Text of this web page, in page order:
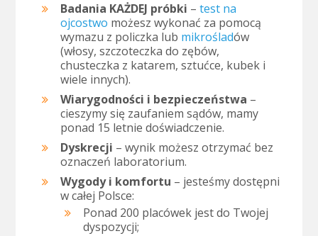
Badania KAŻDEJ próbki – test na
ojcostwo możesz wykonać za pomocą
wymazu z policzka lub mikrośladów
(włosy, szczoteczka do zębów,
chusteczka z katarem, sztućce, kubek i
wiele innych).
Wiarygodności i bezpieczeństwa –
cieszymy się zaufaniem sądów, mamy
ponad 15 letnie doświadczenie.
Dyskrecji – wynik możesz otrzymać bez
oznaczeń laboratorium.
Wygody i komfortu – jesteśmy dostępni
w całej Polsce:
Ponad 200 placówek jest do Twojej
dyspozycji;